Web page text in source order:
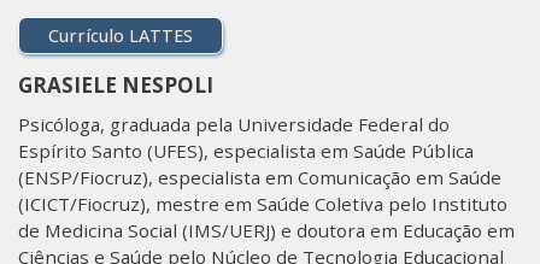
Currículo LATTES
GRASIELE NESPOLI
Psicóloga, graduada pela Universidade Federal do
Espírito Santo (UFES), especialista em Saúde Pública
(ENSP/Fiocruz), especialista em Comunicação em Saúde
(ICICT/Fiocruz), mestre em Saúde Coletiva pelo Instituto
de Medicina Social (IMS/UERJ) e doutora em Educação em
Ciências e Saúde pelo Núcleo de Tecnologia Educacional